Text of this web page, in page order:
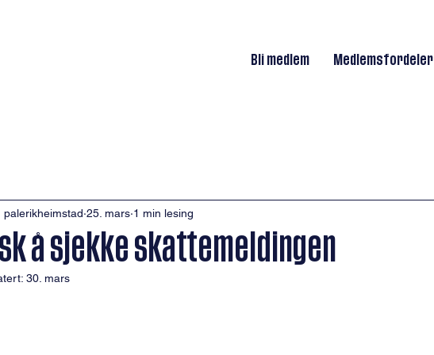
Bli medlem Medlemsfordeler
å sjekke skattemeldingen
palerikheimstad 25. mars 1 min lesing
30. mars